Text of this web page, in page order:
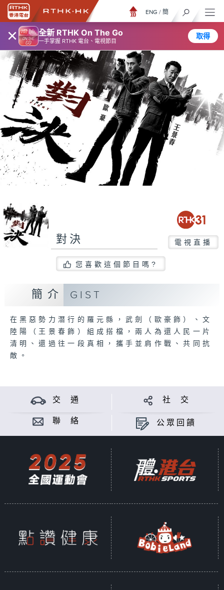
× 全新 RTHK On The Go
一手掌握 RTHK 電台、電視節目
取得
ENG / 簡
對決 電視直播
您喜歡這個節目嗎?
簡介 GIST
在黑惡勢力潛行的羅元縣，武劍（歐豪飾）、文
陸陽（王景春飾）組成搭檔，兩人為還人民一片
清明、還過往一段真相，攜手並肩作戰、共同抗
敵。
交 通 社 交
聯 絡 公眾回饋